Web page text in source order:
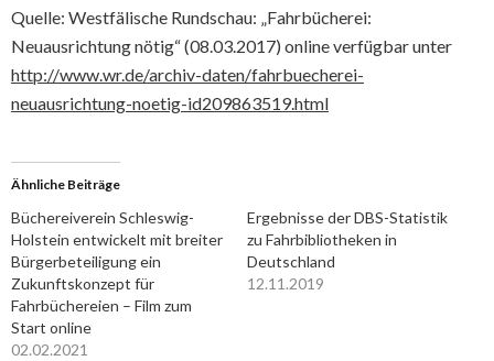
Quelle: Westfälische Rundschau: „Fahrbücherei:
Neuausrichtung nötig“ (08.03.2017) online verfügbar unter
http://www.wr.de/archiv-daten/fahrbuecherei-
neuausrichtung-noetig-id209863519.html
Ähnliche Beiträge
Büchereiverein Schleswig-
Holstein entwickelt mit breiter
Bürgerbeteiligung ein
Zukunftskonzept für
Fahrbüchereien – Film zum
Start online
02.02.2021
Ergebnisse der DBS-Statistik
zu Fahrbibliotheken in
Deutschland
12.11.2019